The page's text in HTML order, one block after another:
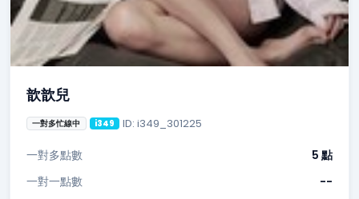
歆歆兒
一對多忙線中 i349 ID: i349_301225
一對多點數
5 點
一對一點數
--